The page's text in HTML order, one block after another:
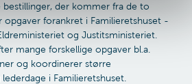
bestillinger, der kommer fra de to
opgaver forankret i Familieretshuset -
og Justitsministeriet.
mange forskellige opgaver bl.a.
og koordinerer større
i Familieretshuset.